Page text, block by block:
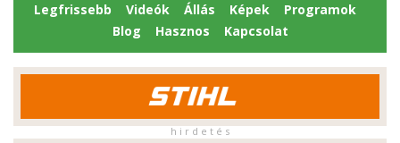
Legfrissebb Videók Állás Képek
Programok
Blog
Hasznos Kapcsolat
h i r d e t é s